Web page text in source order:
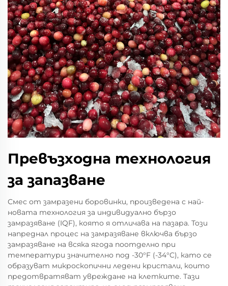
Превъзходна технология
за запазване
Смес от замразени боровинки, произведена с най-
новата технология за индивидуално бързо
замразяване (IQF), която я отличава на пазара. Този
напреднал процес на замразяване включва бързо
замразяване на всяка ягода поотделно при
температури значително под -30°F (-34°C), като се
образуват микроскопични ледени кристали, които
предотвратяват увреждане на клетките. Тази